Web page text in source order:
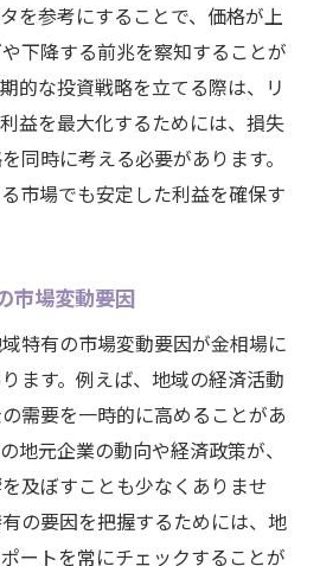
を参考にすることで、価格が上
下降する前兆を察知することが
的な投資戦略を立てる際は、リ
益を最大化するためには、損失
同時に考える必要があります。
市場でも安定した利益を確保す
市場変動要因
特有の市場変動要因が金相場に
ます。例えば、地域の経済活動
需要を一時的に高めることがあ
地元企業の動向や経済政策が、
及ぼすことも少なくありませ
の要因を把握するためには、地
ートを常にチェックすることが